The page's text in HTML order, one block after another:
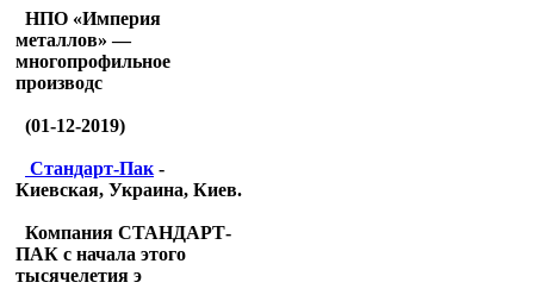
НПО «Империя
металлов» —
многопрофильное
производс
(01-12-2019)
Стандарт-Пак -
Киевская, Украина, Киев.
Компания СТАНДАРТ-
ПАК с начала этого
тысячелетия э